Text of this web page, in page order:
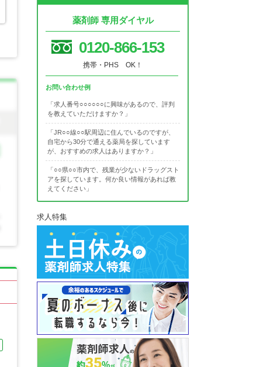
薬剤師 専用ダイヤル
0120-866-153
携帯・PHS OK！
お問い合わせ例
「求人番号○○○○○○に興味があるので、評判
を教えていただけますか？」
「JR○○線○○駅周辺に住んでいるのですが、
自宅から30分で通える薬局を探しています
が、おすすめの求人はありますか？」
「○○県○○市内で、残業が少ないドラッグスト
アを探しています。何か良い情報があれば教
えてください」
求人特集